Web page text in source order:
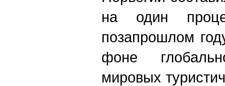
на один
позапрошлом
фоне
мировых